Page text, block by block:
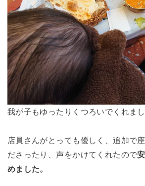
我が子もゆったりくつろいでくれまし
店員さんがとっても優しく、追加で
ださったり、声をかけてくれたので
めました。